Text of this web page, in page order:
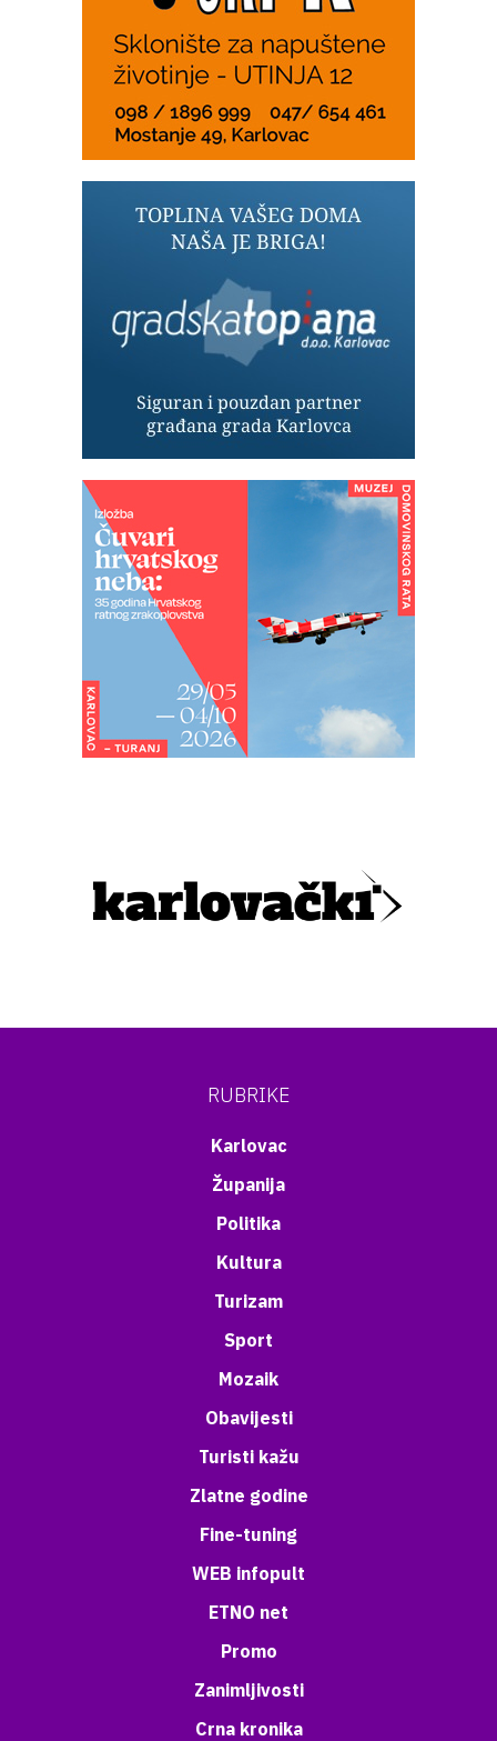
RUBRIKE
Karlovac
Županija
Politika
Kultura
Turizam
Sport
Mozaik
Obavijesti
Turisti kažu
Zlatne godine
Fine-tuning
WEB infopult
ETNO net
Promo
Zanimljivosti
Crna kronika